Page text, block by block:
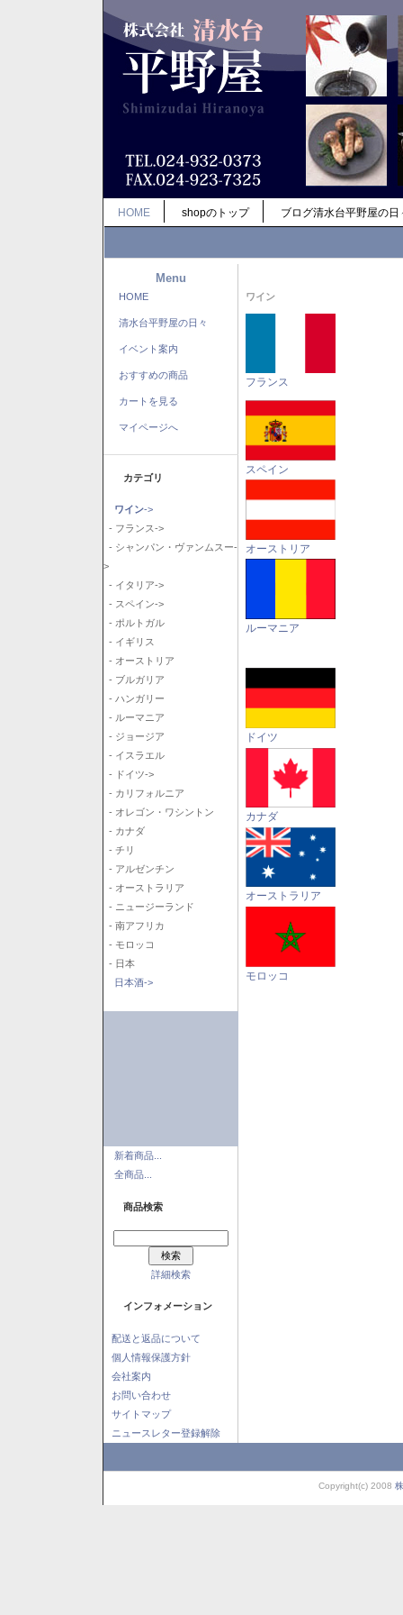
HOME shopのトップ ブログ清水台平野屋の日
Menu
HOME
清水台平野屋の日々
イベント案内
おすすめの商品
カートを見る
マイページへ
カテゴリ
ワイン->
- フランス->
- シャンパン・ヴァンムスー-
>
- イタリア->
- スペイン->
- ポルトガル
- イギリス
- オーストリア
- ブルガリア
- ハンガリー
- ルーマニア
- ジョージア
- イスラエル
- ドイツ->
- カリフォルニア
- オレゴン・ワシントン
- カナダ
- チリ
- アルゼンチン
- オーストラリア
- ニュージーランド
- 南アフリカ
- モロッコ
- 日本
日本酒->
新着商品...
全商品...
商品検索
詳細検索
インフォメーション
配送と返品について
個人情報保護方針
会社案内
お問い合わせ
サイトマップ
ニュースレター登録解除
ワイン
フランス
スペイン
オーストリア
ルーマニア
ドイツ
カナダ
オーストラリア
モロッコ
Copyright(c) 2008